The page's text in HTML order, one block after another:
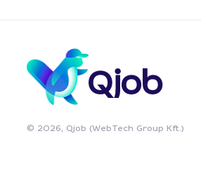
© 2026, Qjob (WebTech Group Kft.)